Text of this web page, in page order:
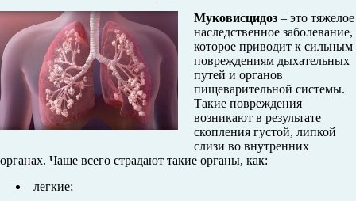
Муковисцидоз – это тяжелое
наследственное заболевание,
которое приводит к сильным
повреждениям дыхательных
путей и органов
пищеварительной системы.
Такие повреждения
возникают в результате
скопления густой, липкой
слизи во внутренних
органах. Чаще всего страдают такие органы, как:
легкие;